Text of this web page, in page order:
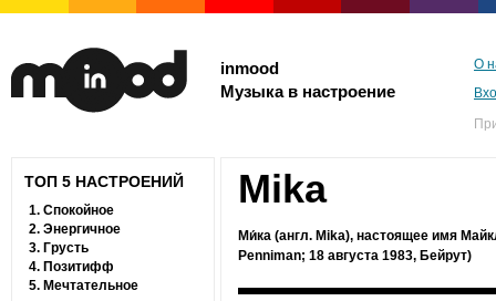
inmood
Музыка в настроение
О
ТОП 5 НАСТРОЕНИЙ
1. Спокойное
2. Энергичное
3. Грусть
4. Позитифф
5. Мечтательное
Mika
Ми́ка (англ. Mika), настоящее имя
Penniman; 18 августа 1983, Бейрут)